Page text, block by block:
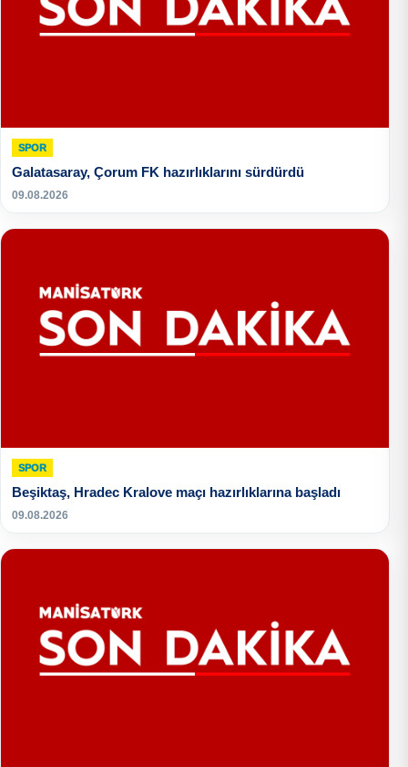
SPOR
Galatasaray, Çorum FK hazırlıklarını sürdürdü
09.08.2026
SPOR
Beşiktaş, Hradec Kralove maçı hazırlıklarına başladı
09.08.2026